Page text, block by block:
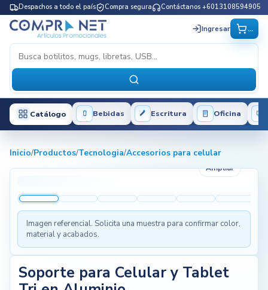
Despachos a todo el país Compra segura Contáctanos +6013108594905
Ingresar ...
Catálogo Bebidas Escritura Oficina
Inicio/Productos/Tecnologia/Accesorios para celular
Ampliar
Imagen referencial. Solicita una muestra para confirmar color,
material y acabados.
Soporte para Celular y Tablet